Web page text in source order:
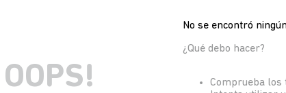
OOPS!
No se encontró
¿Qué debo hacer?
Comprueba los